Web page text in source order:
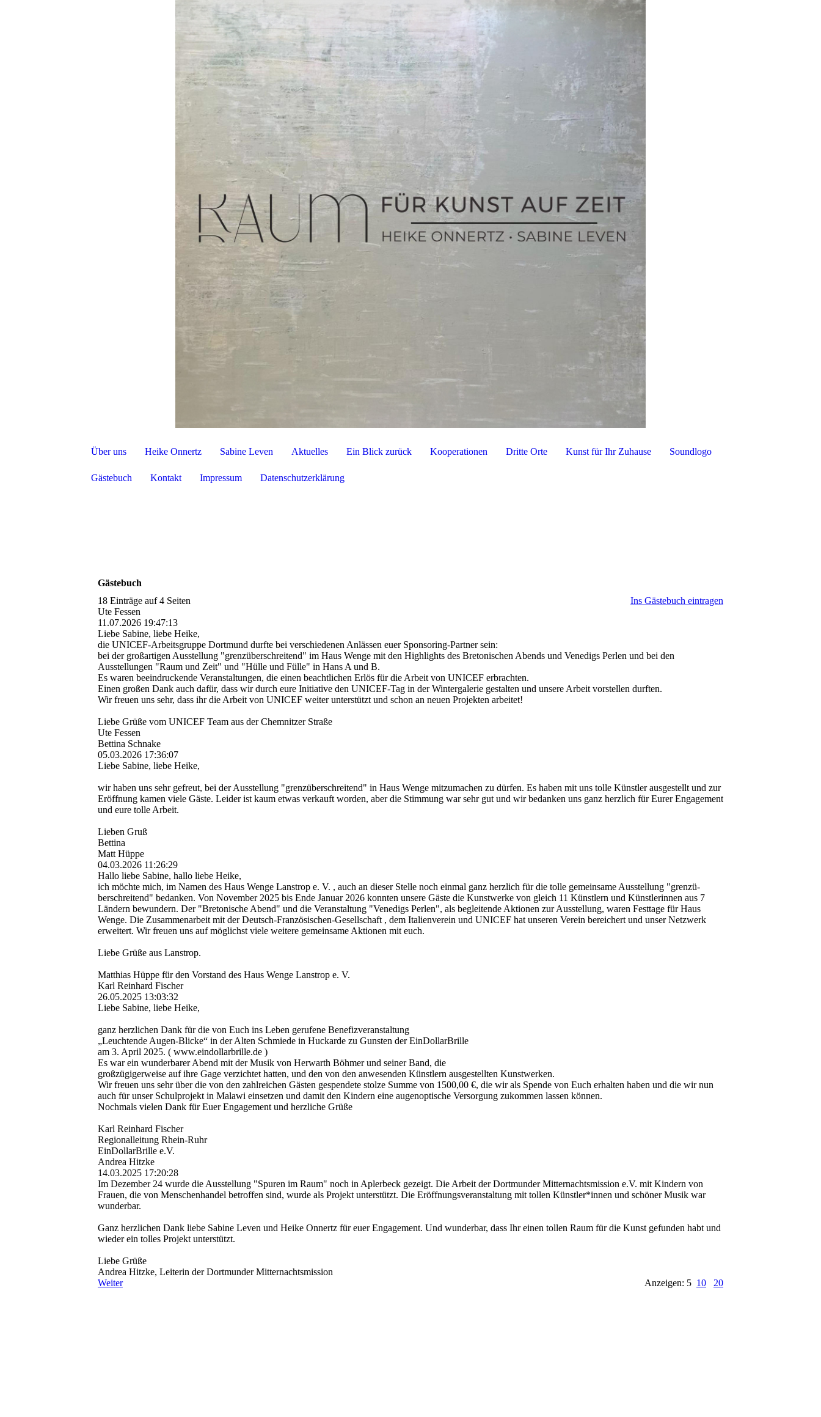
Über uns Heike Onnertz Sabine Leven Aktuelles Ein Blick zurück Kooperationen Dritte Orte Kunst für Ihr Zuhause Soundlogo
Gästebuch Kontakt Impressum Datenschutzerklärung
Gästebuch
18 Einträge auf 4 Seiten
Ins Gästebuch eintragen
Ute Fessen
11.07.2026 19:47:13
Liebe Sabine, liebe Heike,
die UNICEF-Arbeitsgruppe Dortmund durfte bei verschiedenen Anlässen euer Sponsoring-Partner sein:
bei der großartigen Ausstellung "grenzü­berschreitend" im Haus Wenge mit den Highlights des Bretonischen Abends und Venedigs Perlen und bei den
Ausstellungen "Raum und Zeit" und "Hülle und Fülle" in Hans A und B.
Es waren beeindruckende Veranstaltungen, die einen beachtlichen Erlös für die Arbeit von UNICEF erbrachten.
Einen großen Dank auch dafür, dass wir durch eure Initiative den UNICEF-Tag in der Wintergalerie gestalten und unsere Arbeit vorstellen durften.
Wir freuen uns sehr, dass ihr die Arbeit von UNICEF weiter unterstützt und schon an neuen Projekten arbeitet!
Liebe Grüße vom UNICEF Team aus der Chemnitzer Straße
Ute Fessen
Bettina Schnake
05.03.2026 17:36:07
Liebe Sabine, liebe Heike,
wir haben uns sehr gefreut, bei der Ausstellung "grenzü­berschreitend" in Haus Wenge mitzumachen zu dürfen. Es haben mit uns tolle Künstler ausgestellt und zur
Eröffnung kamen viele Gäste. Leider ist kaum etwas verkauft worden, aber die Stimmung war sehr gut und wir bedanken uns ganz herzlich für Eurer Engagement
und eure tolle Arbeit.
Lieben Gruß
Bettina
Matt Hüppe
04.03.2026 11:26:29
Hallo liebe Sabine, hallo liebe Heike,
ich möchte mich, im Namen des Haus Wenge Lanstrop e. V. , auch an dieser Stelle noch einmal ganz herzlich für die tolle gemeinsame Ausstellung "grenzü­
berschreitend" bedanken. Von November 2025 bis Ende Januar 2026 konnten unsere Gäste die Kunstwerke von gleich 11 Künstlern und Künstlerinnen aus 7
Ländern bewundern. Der "Bretonische Abend" und die Veranstaltung "Venedigs Perlen", als begleitende Aktionen zur Ausstellung, waren Festtage für Haus
Wenge. Die Zusammenarbeit mit der Deutsch-­Franzö­sischen-­Gesellschaft , dem Italienverein und UNICEF hat unseren Verein bereichert und unser Netzwerk
erweitert. Wir freuen uns auf möglichst viele weitere gemeinsame Aktionen mit euch.
Liebe Grüße aus Lanstrop.
Matthias Hüppe für den Vorstand des Haus Wenge Lanstrop e. V.
Karl Reinhard Fischer
26.05.2025 13:03:32
Liebe Sabine, liebe Heike,
ganz herzlichen Dank für die von Euch ins Leben gerufene Benefizveranstaltung
„Leuchtende Augen-Blicke“ in der Alten Schmiede in Huckarde zu Gunsten der EinDollarBrille
am 3. April 2025. ( www.eindollarbrille.de )
Es war ein wunderbarer Abend mit der Musik von Herwarth Böhmer und seiner Band, die
großzügigerweise auf ihre Gage verzichtet hatten, und den von den anwesenden Künstlern ausgestellten Kunstwerken.
Wir freuen uns sehr über die von den zahlreichen Gästen gespendete stolze Summe von 1500,00 €, die wir als Spende von Euch erhalten haben und die wir nun
auch für unser Schulprojekt in Malawi einsetzen und damit den Kindern eine augenoptische Versorgung zukommen lassen können.
Nochmals vielen Dank für Euer Engagement und herzliche Grüße
Karl Reinhard Fischer
Regionalleitung Rhein-Ruhr
EinDollarBrille e.V.
Andrea Hitzke
14.03.2025 17:20:28
Im Dezember 24 wurde die Ausstellung "Spuren im Raum" noch in Aplerbeck gezeigt. Die Arbeit der Dortmunder Mitternachtsmission e.V. mit Kindern von
Frauen, die von Menschenhandel betroffen sind, wurde als Projekt unterstützt. Die Eröffnungsveranstaltung mit tollen Künstler*innen und schöner Musik war
wunderbar.
Ganz herzlichen Dank liebe Sabine Leven und Heike Onnertz für euer Engagement. Und wunderbar, dass Ihr einen tollen Raum für die Kunst gefunden habt und
wieder ein tolles Projekt unterstützt.
Liebe Grüße
Andrea Hitzke, Leiterin der Dortmunder Mitternachtsmission
Weiter
Anzeigen: 5 10 20